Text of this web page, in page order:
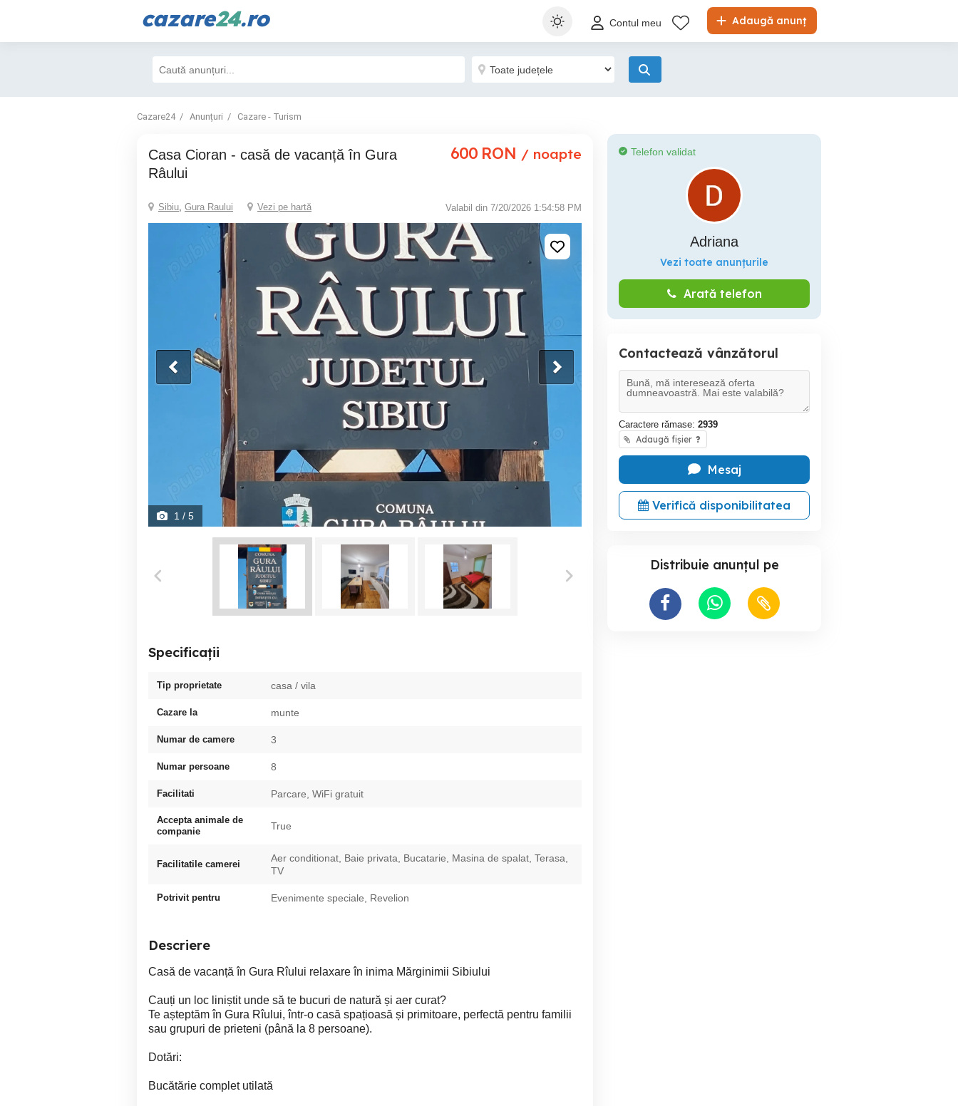
cazare24.ro Adaugă anunț
Contul meu
Cazare24 Anunțuri Cazare - Turism
Casa Cioran - casă de vacanță în Gura
Râului
600 RON / noapte
Sibiu, Gura Raului Vezi pe hartă Valabil din 7/20/2026 1:54:58 PM
1 / 5
Specificații
Tip proprietate casa / vila
Cazare la munte
Numar de camere 3
Numar persoane 8
Facilitati Parcare, WiFi gratuit
Accepta animale de
companie
True
Facilitatile camerei
Aer conditionat, Baie privata, Bucatarie, Masina de spalat, Terasa,
TV
Potrivit pentru Evenimente speciale, Revelion
Descriere
Casă de vacanță în Gura Rîului relaxare în inima Mărginimii Sibiului
Cauți un loc liniștit unde să te bucuri de natură și aer curat?
Te așteptăm în Gura Rîului, într-o casă spațioasă și primitoare, perfectă pentru familii
sau grupuri de prieteni (până la 8 persoane).
Dotări:
Bucătărie complet utilată
Telefon validat
Adriana
Vezi toate anunțurile
Arată telefon
Contactează vânzătorul
Caractere rămase: 2939
Adaugă fișier ?
Mesaj
Verifică disponibilitatea
Distribuie anunțul pe